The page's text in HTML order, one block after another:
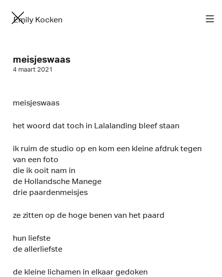
Emily Kocken
meisjeswaas
4 maart 2021
meisjeswaas
het woord dat toch in Lalalanding bleef staan
ik ruim de studio op en kom een kleine afdruk tegen
van een foto
die ik ooit nam in
de Hollandsche Manege
drie paardenmeisjes
ze zitten op de hoge benen van het paard
hun liefste
de allerliefste
de kleine lichamen in elkaar gedoken